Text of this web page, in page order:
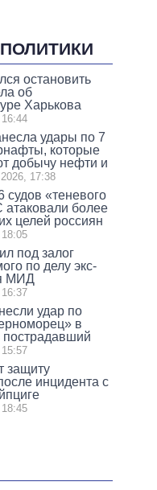
остановить
об
Харькова
удары по 7
которые
добычу нефти и
17:38
«теневого
более
целей россиян
под залог
по делу экс-
МИД
удар по
в
пострадавший
защиту
инцидента с